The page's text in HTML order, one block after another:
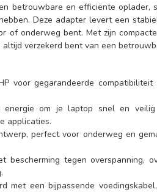
betrouwbare en efficiënte oplader,
Deze adapter levert een
of onderweg bent. Met zijn
verzekerd bent van een
voor gegarandeerde
energie om je laptop snel en
applicaties.
perfect voor onderweg en
bescherming tegen overspanning,
met een bijpassende